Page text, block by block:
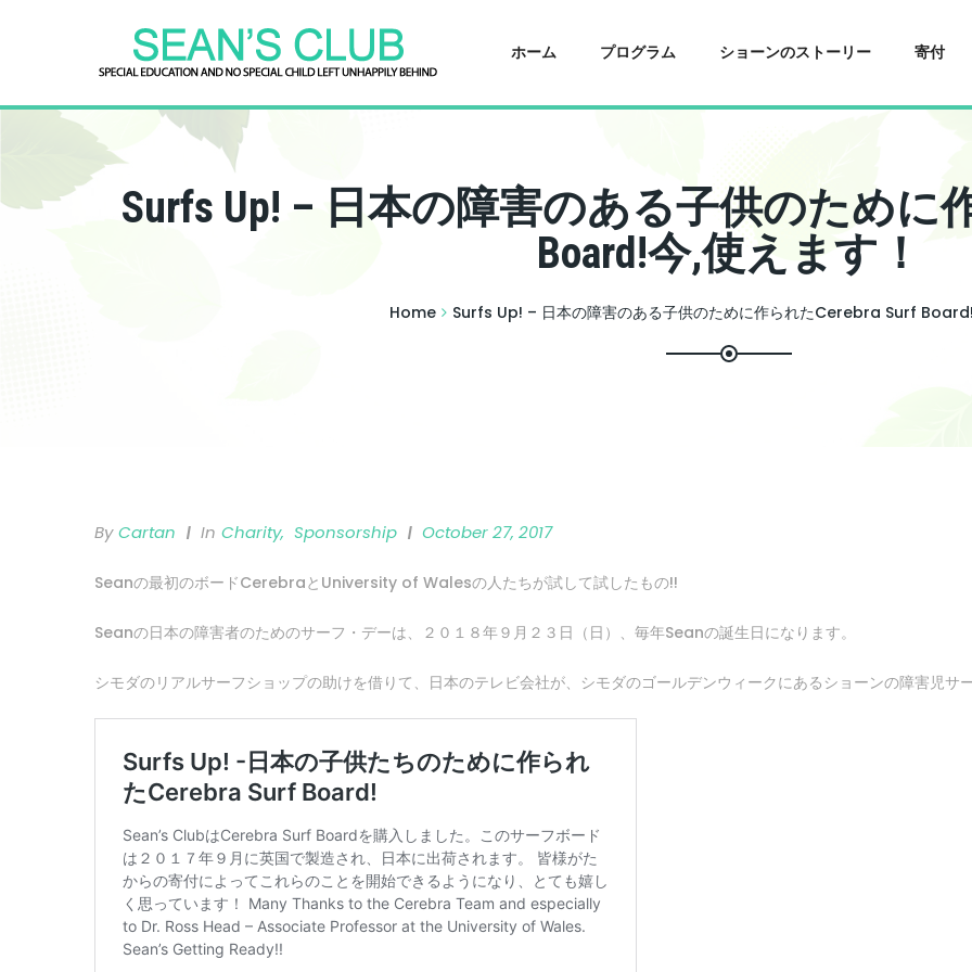
ホーム プログラム ショーンのストーリー 寄付
Surfs Up! – 日本の障害のある子供のために
Board!今,使えます！
Home Surfs Up! – 日本の障害のある子供のために作られたCerebra Surf Board!
By Cartan In Charity, Sponsorship October 27, 2017
Seanの最初のボードCerebraとUniversity of Walesの人たちが試して試したもの!!
Seanの日本の障害者のためのサーフ・デーは、２０１８年９月２３日（日）、毎年Seanの誕生日になります。
シモダのリアルサーフショップの助けを借りて、日本のテレビ会社が、シモダのゴールデンウィークにあるショーンの障害児サ